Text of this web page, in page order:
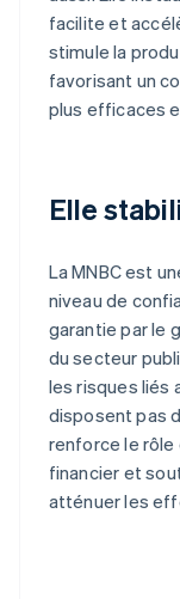
facilite et
stimule la
favorisant un
plus efficaces
Elle
La MNBC est
niveau de
garantie par le
du secteur
les risques liés
disposent pas
renforce le rôle
financier et
atténuer les